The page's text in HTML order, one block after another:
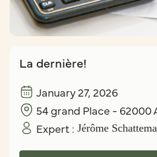
La dernière!
January 27, 2026
54 grand Place - 62000
Expert : Jérôme